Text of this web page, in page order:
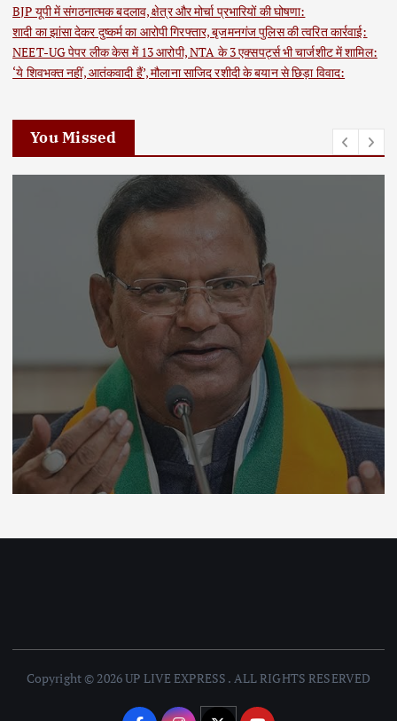
BJP यूपी में संगठनात्मक बदलाव, क्षेत्र और मोर्चा प्रभारियों की घोषणा:
शादी का झांसा देकर दुष्कर्म का आरोपी गिरफ्तार, बृजमनगंज पुलिस की त्वरित कार्रवाई:
NEET-UG पेपर लीक केस में 13 आरोपी, NTA के 3 एक्सपर्ट्स भी चार्जशीट में शामिल:
‘ये शिवभक्त नहीं, आतंकवादी हैं’, मौलाना साजिद रशीदी के बयान से छिड़ा विवाद:
You Missed
Copyright © 2026 UP LIVE EXPRESS . ALL RIGHTS RESERVED